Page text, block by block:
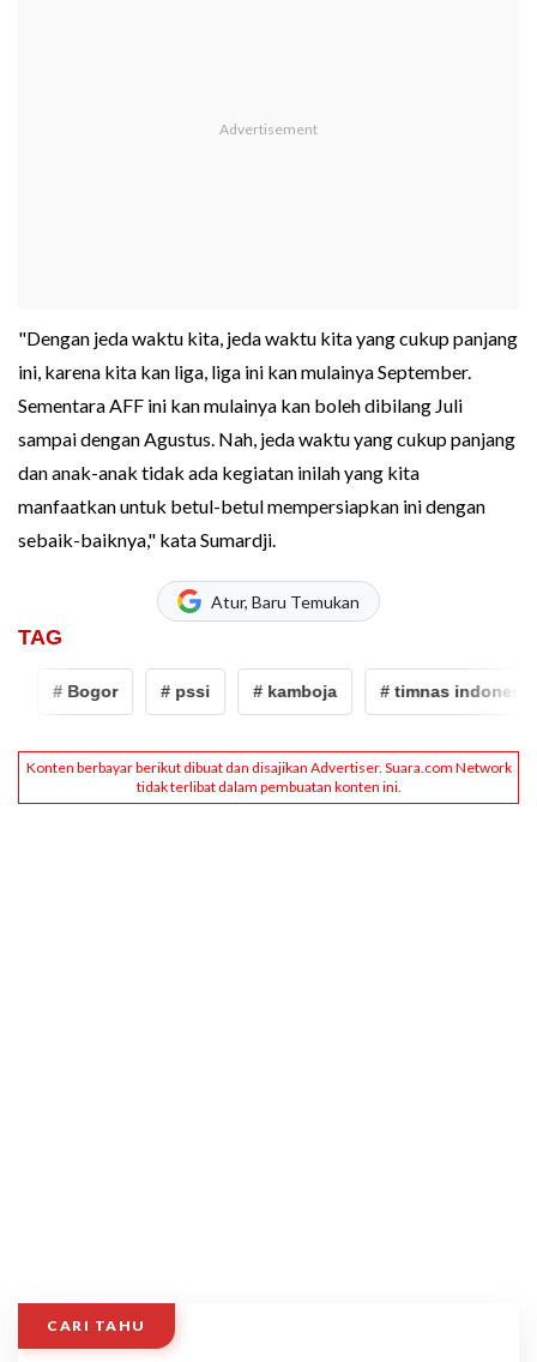
"Dengan jeda waktu kita, jeda waktu kita yang cukup panjang
ini, karena kita kan liga, liga ini kan mulainya September.
Sementara AFF ini kan mulainya kan boleh dibilang Juli
sampai dengan Agustus. Nah, jeda waktu yang cukup panjang
dan anak-anak tidak ada kegiatan inilah yang kita
manfaatkan untuk betul-betul mempersiapkan ini dengan
sebaik-baiknya," kata Sumardji.
Atur, Baru Temukan
TAG
# Bogor # pssi # kamboja # timnas indonesia
CARI TAHU